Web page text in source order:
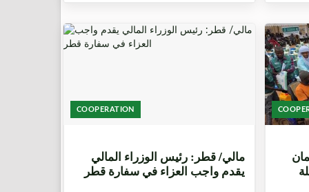
COOPERATION
مالي/ قطر: رئيس الوزراء المالي
يقدم واجب العزاء في سفارة قطر
سلة